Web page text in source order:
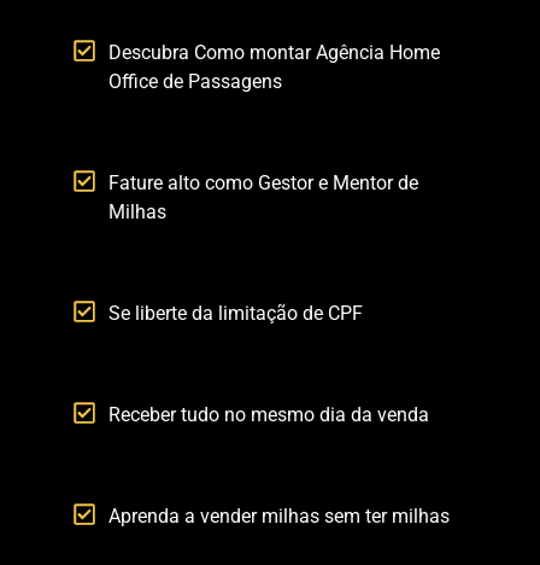
Descubra Como montar Agência Home
Office de Passagens
Fature alto como Gestor e Mentor de
Milhas
Se liberte da limitação de CPF
Receber tudo no mesmo dia da venda
Aprenda a vender milhas sem ter milhas